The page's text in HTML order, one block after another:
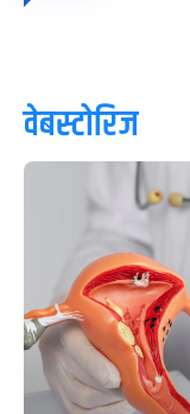
वेबस्टोरिज